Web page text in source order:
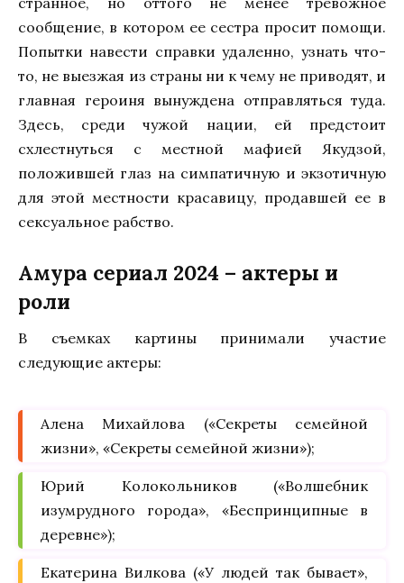
сообщение, в котором ее сестра просит помощи.
Попытки навести справки удаленно, узнать что-
то, не выезжая из страны ни к чему не приводят, и
главная героиня вынуждена отправляться туда.
Здесь, среди чужой нации, ей предстоит
схлестнуться с местной мафией Якудзой,
положившей глаз на симпатичную и экзотичную
для этой местности красавицу, продавшей ее в
сексуальное рабство.
Амура сериал 2024 – актеры и
роли
В съемках картины принимали участие
следующие актеры:
Алена Михайлова («Секреты семейной
жизни», «Секреты семейной жизни»);
Юрий Колокольников («Волшебник
изумрудного города», «Беспринципные в
деревне»);
Екатерина Вилкова («У людей так бывает»,